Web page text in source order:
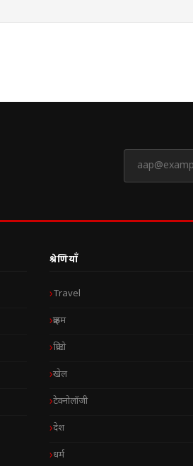
श्रेणियाँ
Travel
क्राइम
क्रिप्टो
खेल
टेक्नोलॉजी
देश
धर्म